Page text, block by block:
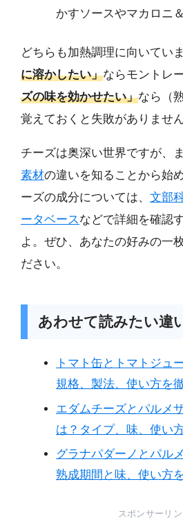
かすソースやマカロニ
どちらも加熱調理に向いていま
に溶かしたい」ならモントレ
ズの味を効かせたい」なら（
覚えておくと失敗がありません
チーズは奥深い世界ですが、
素材の違いを知ることから始
ーズの成分については、 文部
ータベースなどで詳細を確認
よ。ぜひ、あなたの好みの一
ださい。
あわせて読みたい違
トマト缶とトマトジュ
規格、製法、使い方を
エダムチーズとパルメ
は？タイプ、味、使い
グラナパダーノとパル
熟成期間と味、使い方
スポンサーリン